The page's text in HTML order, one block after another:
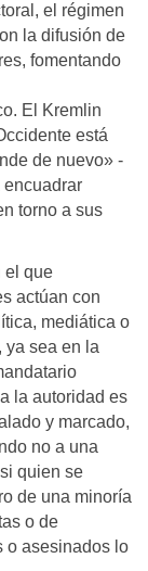
el régimen
la difusión de
fomentando
El Kremlin
está
de nuevo» -
torno a sus
el que
actúan con
mediática o
ya sea en la
la autoridad es
y marcado,
no a una
quien se
de una minoría
o de
o asesinados lo